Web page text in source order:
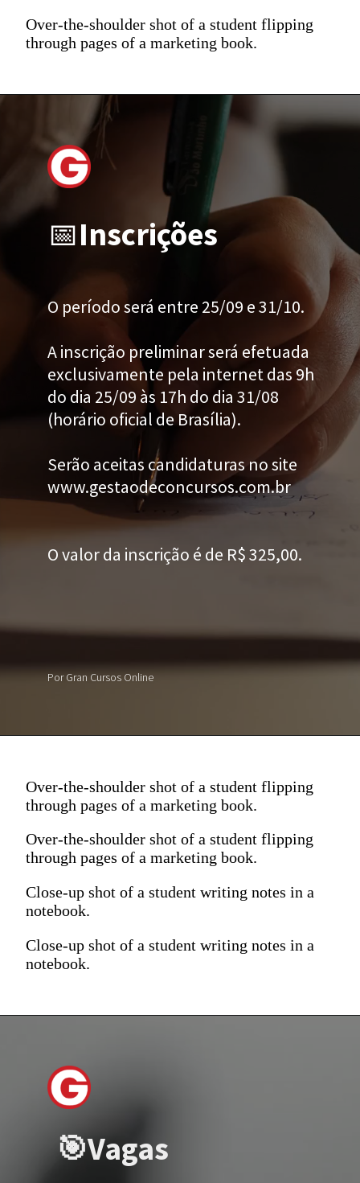
Over-the-shoulder shot of a student flipping
through pages of a marketing book.
📅Inscrições
O período será entre 25/09 e 31/10.
A inscrição preliminar será efetuada
exclusivamente pela internet das 9h
do dia 25/09 às 17h do dia 31/08
(horário oficial de Brasília).
Serão aceitas candidaturas no site
www.gestaodeconcursos.com.br
O valor da inscrição é de R$ 325,00.
Por Gran Cursos Online
Over-the-shoulder shot of a student flipping
through pages of a marketing book.
Over-the-shoulder shot of a student flipping
through pages of a marketing book.
Close-up shot of a student writing notes in a
notebook.
Close-up shot of a student writing notes in a
notebook.
🎯Vagas